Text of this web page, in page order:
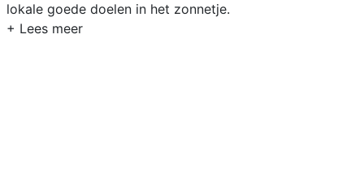
lokale goede doelen in het zonnetje.